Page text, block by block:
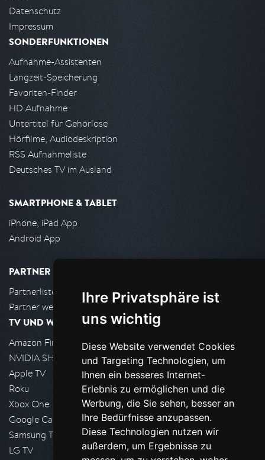
Ihre Privatsphäre ist
uns wichtig
Diese Website verwendet Cookies
und Targeting Technologien, um
Ihnen ein besseres Internet-
Erlebnis zu ermöglichen und die
Werbung, die Sie sehen, besser an
Ihre Bedürfnisse anzupassen.
Diese Technologien nutzen wir
außerdem, um Ergebnisse zu
Datenschutz
Impressum
SONDERFUNKTIONEN
Aufnahme-Assistenten
Langzeit-Speicherung
Favoriten-Finder
HD Aufnahme
Untertitel für Gehörlose
Hörfilme, Audiodeskription
RSS Aufnahmeliste
Deutsches TV im Ausland
SMARTPHONE & TABLET
iPhone, iPad App
Android App
PARTNER
Partnerliste
Partner werden
TV UND WOHNZIMMER
Amazon FireTV
NVIDIA SHIELD, Google TV
Apple TV
Roku
Xbox One
Google Cast
Samsung TV
LG TV